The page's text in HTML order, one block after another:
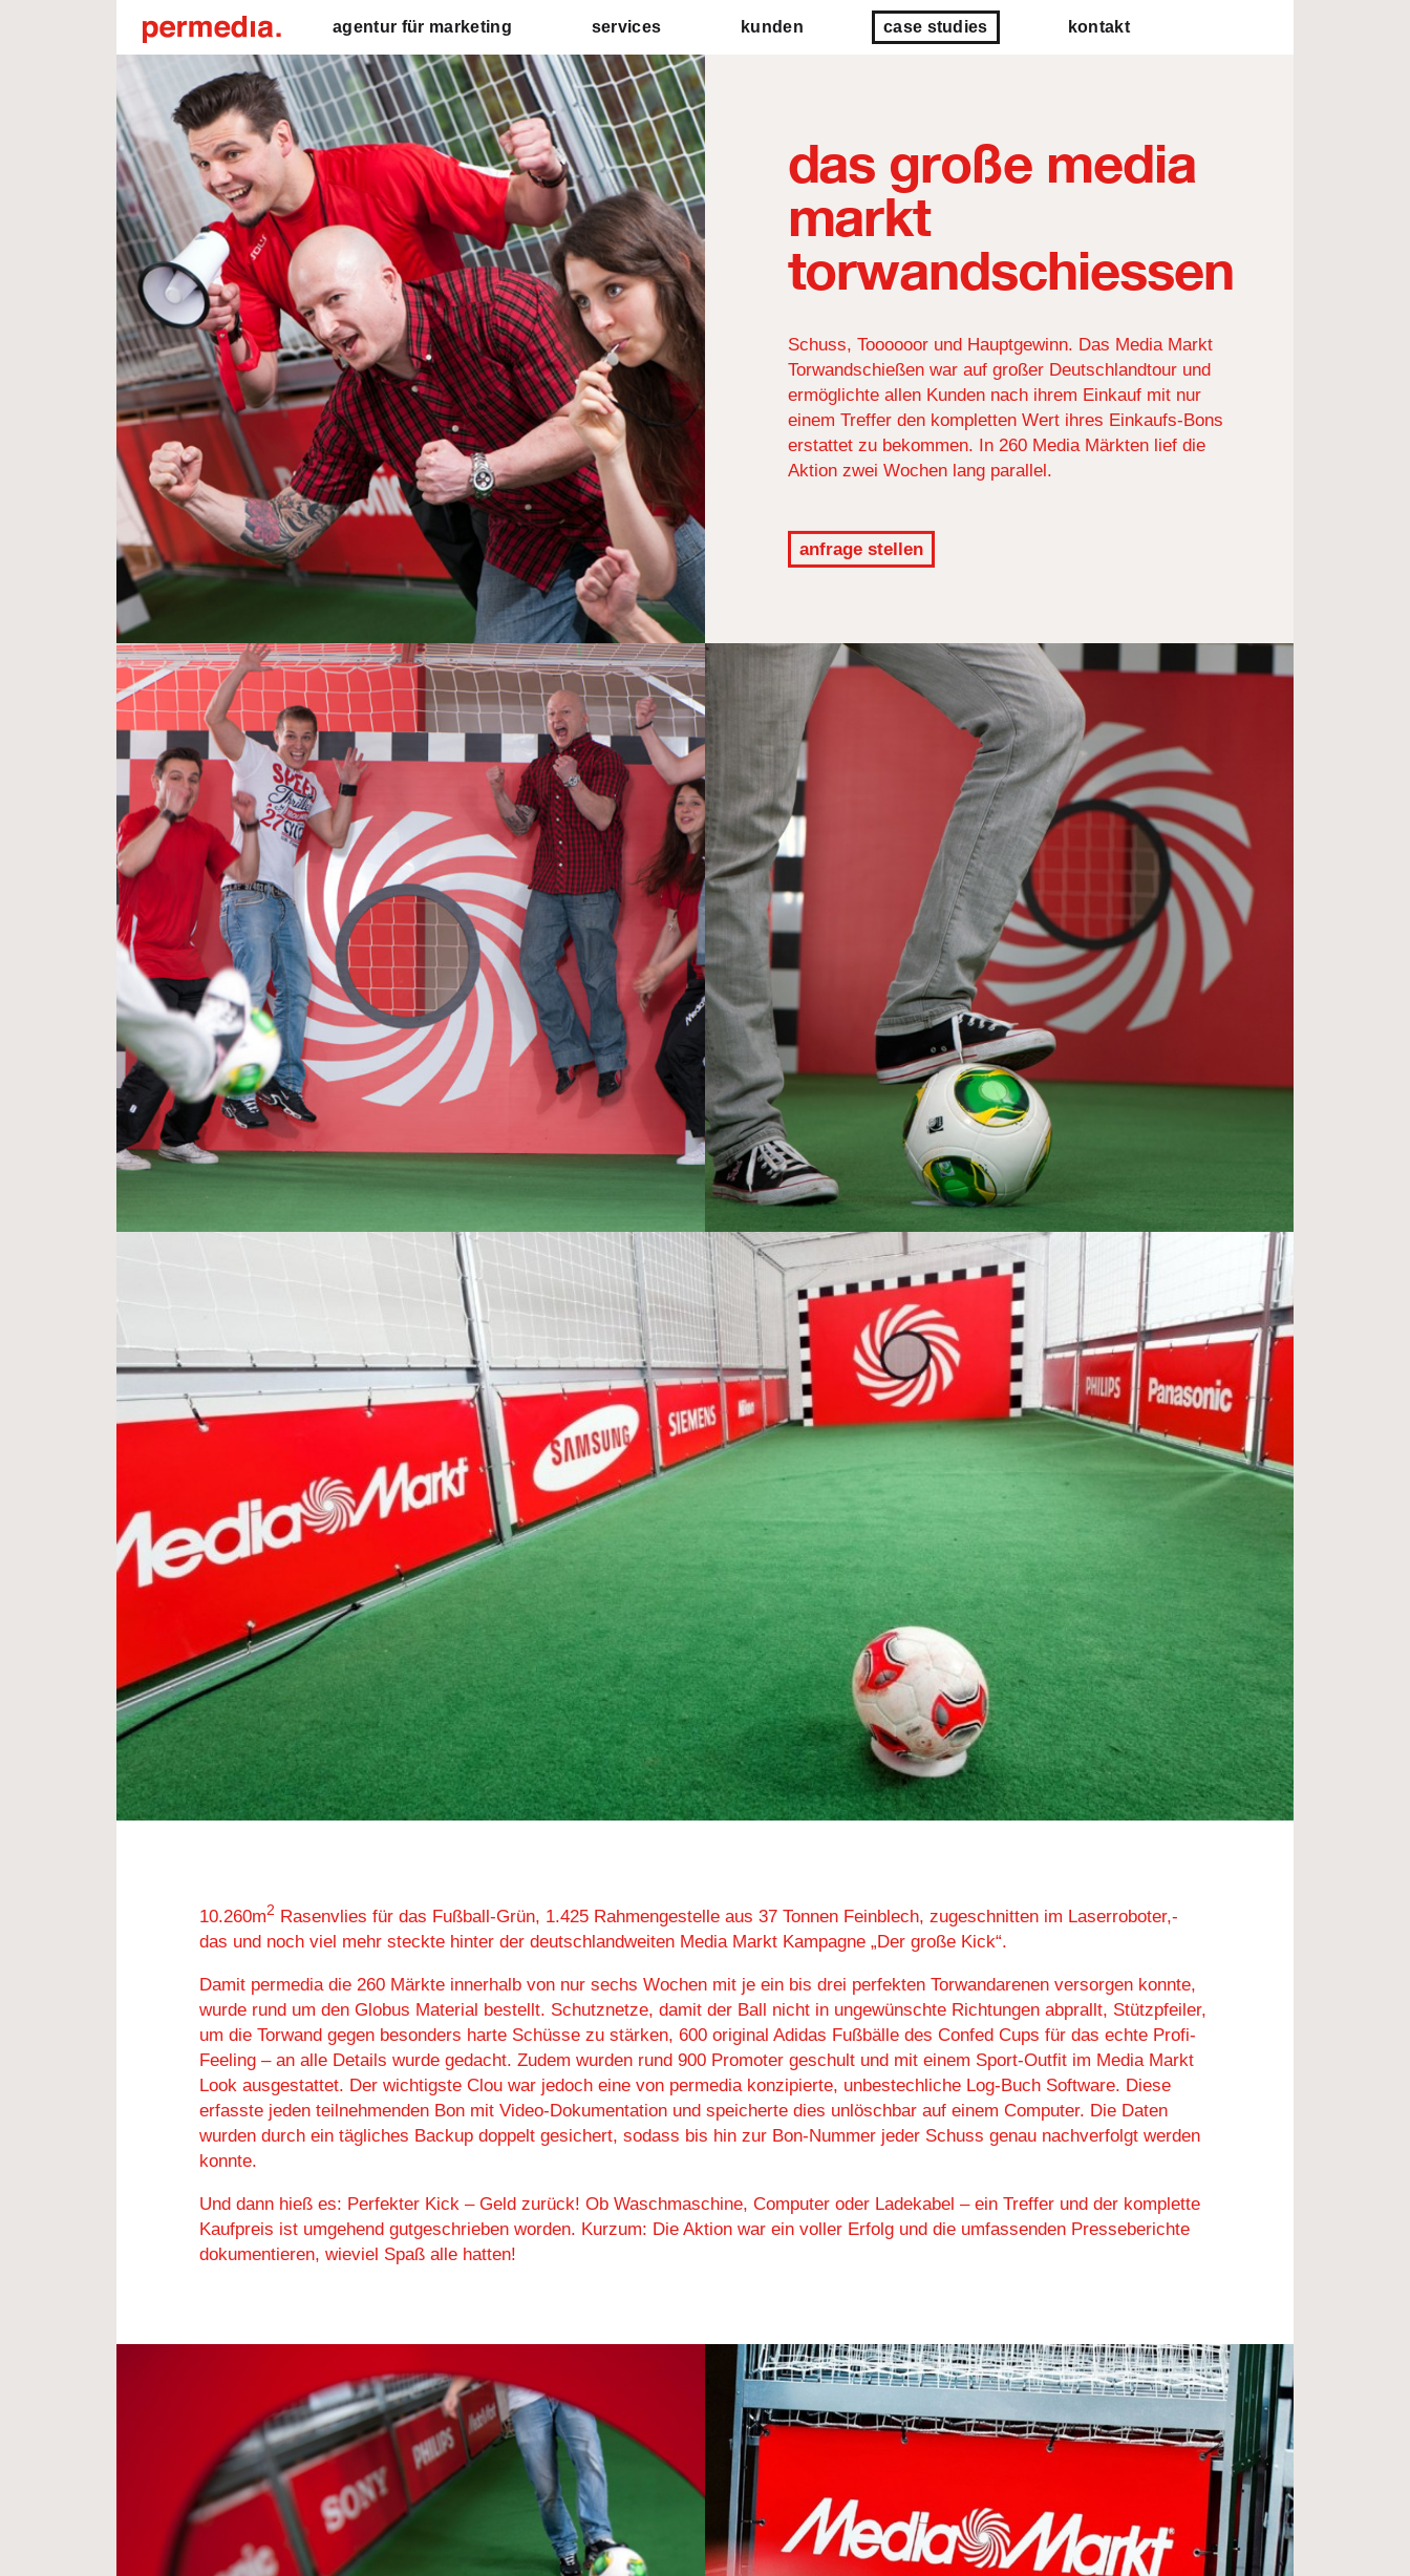
agentur für marketing services kunden case studies kontakt
das große media
markt
torwandschiessen
Schuss, Toooooor und Hauptgewinn. Das Media Markt
Torwandschießen war auf großer Deutschlandtour und
ermöglichte allen Kunden nach ihrem Einkauf mit nur
einem Treffer den kompletten Wert ihres Einkaufs-Bons
erstattet zu bekommen. In 260 Media Märkten lief die
Aktion zwei Wochen lang parallel.
anfrage stellen
10.260m2 Rasenvlies für das Fußball-Grün, 1.425 Rahmengestelle aus 37 Tonnen Feinblech, zugeschnitten im Laserroboter,-
das und noch viel mehr steckte hinter der deutschlandweiten Media Markt Kampagne „Der große Kick“.
Damit permedia die 260 Märkte innerhalb von nur sechs Wochen mit je ein bis drei perfekten Torwandarenen versorgen konnte,
wurde rund um den Globus Material bestellt. Schutznetze, damit der Ball nicht in ungewünschte Richtungen abprallt, Stützpfeiler,
um die Torwand gegen besonders harte Schüsse zu stärken, 600 original Adidas Fußbälle des Confed Cups für das echte Profi-
Feeling – an alle Details wurde gedacht. Zudem wurden rund 900 Promoter geschult und mit einem Sport-Outfit im Media Markt
Look ausgestattet. Der wichtigste Clou war jedoch eine von permedia konzipierte, unbestechliche Log-Buch Software. Diese
erfasste jeden teilnehmenden Bon mit Video-Dokumentation und speicherte dies unlöschbar auf einem Computer. Die Daten
wurden durch ein tägliches Backup doppelt gesichert, sodass bis hin zur Bon-Nummer jeder Schuss genau nachverfolgt werden
konnte.
Und dann hieß es: Perfekter Kick – Geld zurück! Ob Waschmaschine, Computer oder Ladekabel – ein Treffer und der komplette
Kaufpreis ist umgehend gutgeschrieben worden. Kurzum: Die Aktion war ein voller Erfolg und die umfassenden Presseberichte
dokumentieren, wieviel Spaß alle hatten!